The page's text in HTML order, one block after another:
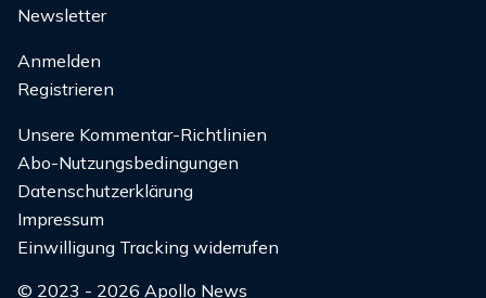
Newsletter
Anmelden
Registrieren
Unsere Kommentar-Richtlinien
Abo-Nutzungsbedingungen
Datenschutzerklärung
Impressum
Einwilligung Tracking widerrufen
© 2023 - 2026 Apollo News